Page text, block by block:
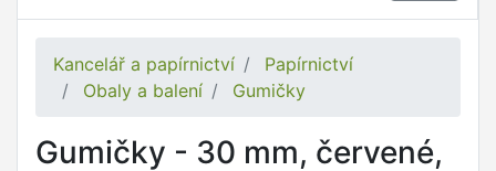
Kancelář a papírnictví
Papírnictví
Obaly a balení
Gumičky
Gumičky - 30 mm, červené,